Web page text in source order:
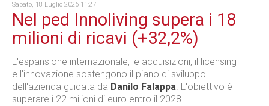
Sabato, 18 Luglio 2026 11:27
Nel ped Innoliving supera i 18
milioni di ricavi (+32,2%)
L'espansione internazionale, le acquisizioni, il licensing
e l'innovazione sostengono il piano di sviluppo
dell'azienda guidata da Danilo Falappa. L'obiettivo è
superare i 22 milioni di euro entro il 2028.